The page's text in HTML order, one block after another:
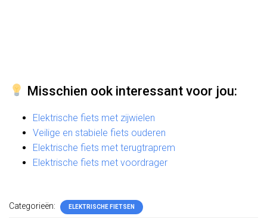
Misschien ook interessant voor jou:
Elektrische fiets met zijwielen
Veilige en stabiele fiets ouderen
Elektrische fiets met terugtraprem
Elektrische fiets met voordrager
Categorieën: ELEKTRISCHE FIETSEN